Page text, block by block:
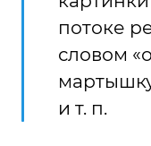
потоке
словом
и т. п.